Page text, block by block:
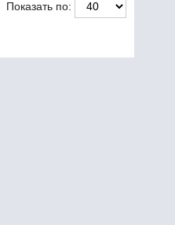
Показать по: